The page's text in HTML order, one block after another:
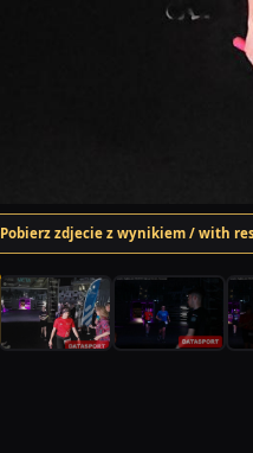
Pobierz zdjecie z wynikiem / with